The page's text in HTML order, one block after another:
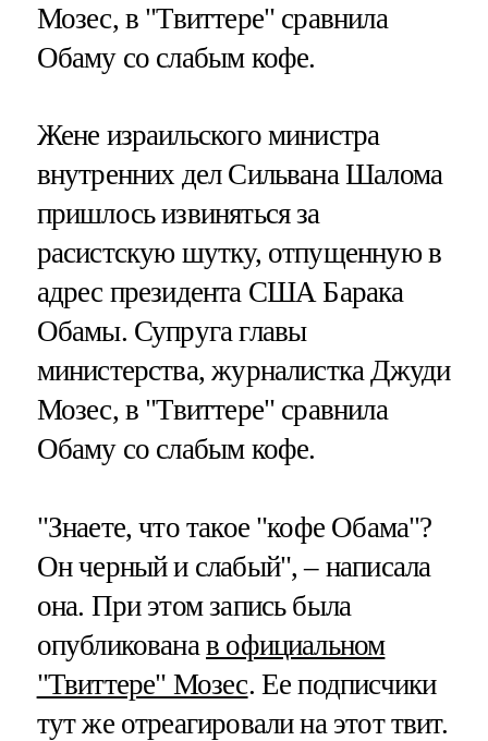
Мозес, в "Твиттере" сравнила
Обаму со слабым кофе.
Жене израильского министра
внутренних дел Сильвана Шалома
пришлось извиняться за
расистскую шутку, отпущенную в
адрес президента США Барака
Обамы. Супруга главы
министерства, журналистка Джуди
Мозес, в "Твиттере" сравнила
Обаму со слабым кофе.
"Знаете, что такое "кофе Обама"?
Он черный и слабый", – написала
она. При этом запись была
опубликована в официальном
"Твиттере" Мозес. Ее подписчики
тут же отреагировали на этот твит.